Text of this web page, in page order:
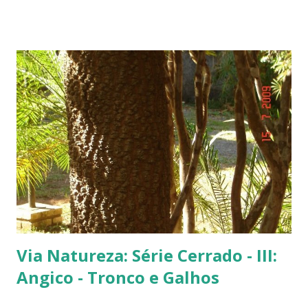
árvores dando as boas vindas na entrada de uma lanchonete, na
rodovia que liga Goiânia a Brasília ( Lanchonete Jerivá ).
Flamboyants do Jerivá Flamboyant amarelo - Este está em Brasília,
logo depois da Ponte das Garças - conhecida como 'a ponte do
(Conjunto Comercial) Gilberto Salomão', no sentid...
Via Natureza: Série Cerrado - III:
Angico - Tronco e Galhos